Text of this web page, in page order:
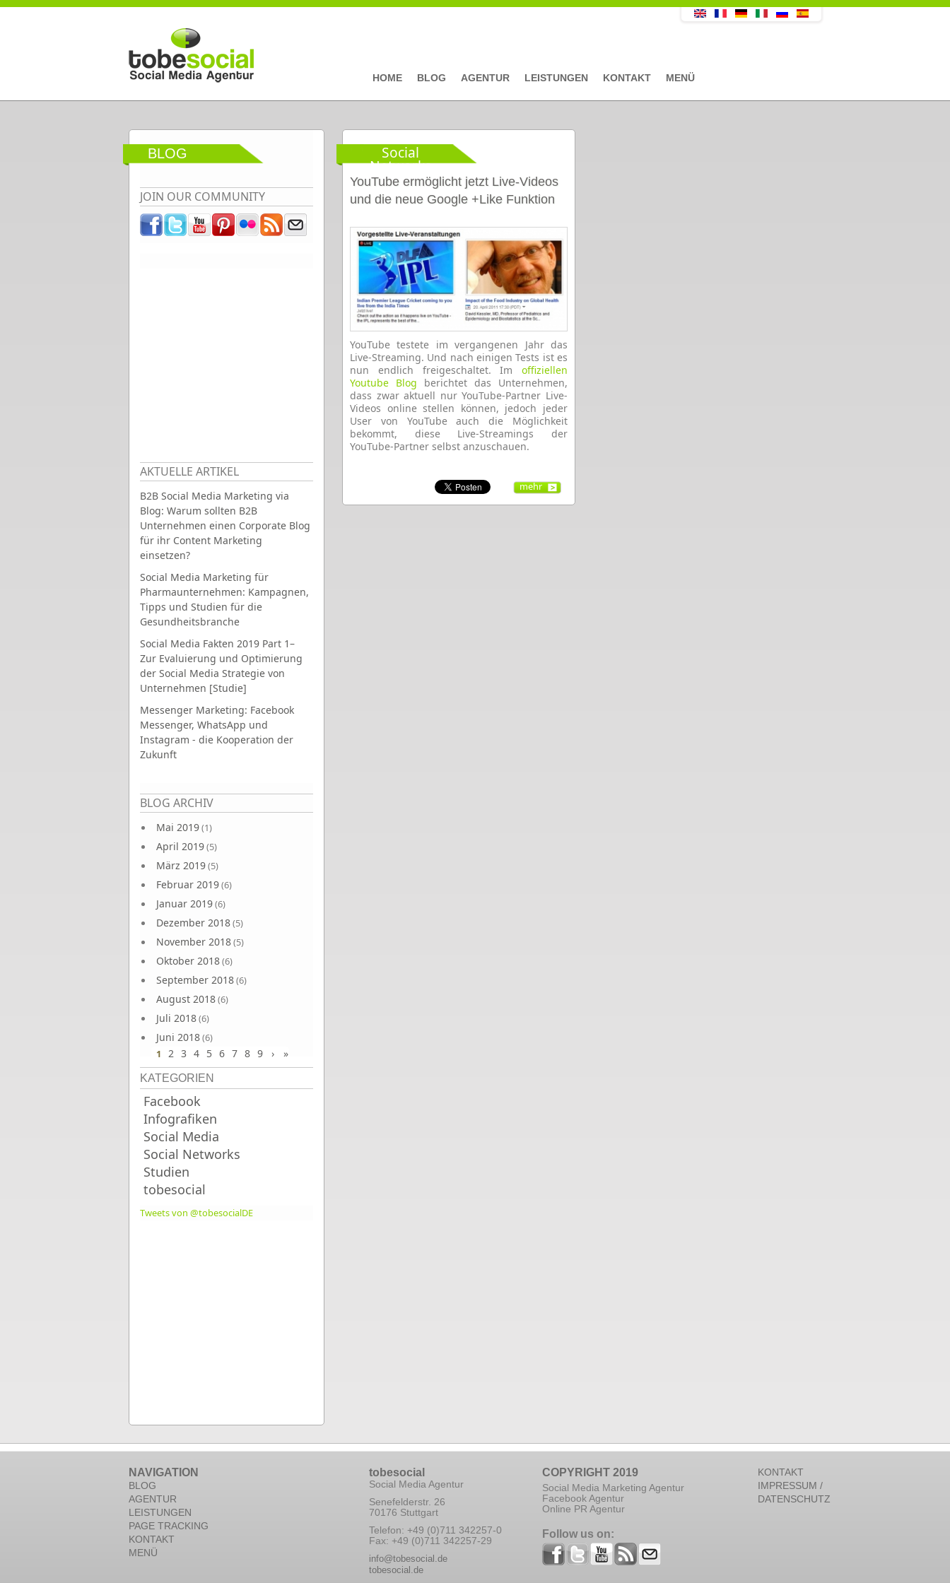
Direkt zum Inhalt
HOME BLOG AGENTUR LEISTUNGEN KONTAKT MENÜ
BLOG
JOIN OUR COMMUNITY
AKTUELLE ARTIKEL
B2B Social Media Marketing via
Blog: Warum sollten B2B
Unternehmen einen Corporate Blog
für ihr Content Marketing
einsetzen?
Social Media Marketing für
Pharmaunternehmen: Kampagnen,
Tipps und Studien für die
Gesundheitsbranche
Social Media Fakten 2019 Part 1–
Zur Evaluierung und Optimierung
der Social Media Strategie von
Unternehmen [Studie]
Messenger Marketing: Facebook
Messenger, WhatsApp und
Instagram - die Kooperation der
Zukunft
BLOG ARCHIV
Mai 2019(1)
April 2019(5)
März 2019(5)
Februar 2019(6)
Januar 2019(6)
Dezember 2018(5)
November 2018(5)
Oktober 2018(6)
September 2018(6)
August 2018(6)
Juli 2018(6)
Juni 2018(6)
Seiten
1 2 3 4 5 6 7 8 9 › »
KATEGORIEN
Facebook
Infografiken
Social Media
Social Networks
Studien
tobesocial
Tweets von @tobesocialDE
Social
Networks
YouTube ermöglicht jetzt Live-Videos
und die neue Google +Like Funktion
YouTube testete im vergangenen Jahr das
Live-Streaming. Und nach einigen Tests ist es
nun endlich freigeschaltet. Im offiziellen
Youtube Blog berichtet das Unternehmen,
dass zwar aktuell nur YouTube-Partner Live-
Videos online stellen können, jedoch jeder
User von YouTube auch die Möglichkeit
bekommt, diese Live-Streamings der
YouTube-Partner selbst anzuschauen.
mehr
NAVIGATION
BLOG
AGENTUR
LEISTUNGEN
PAGE TRACKING
KONTAKT
MENÜ
tobesocial
Social Media Agentur
Senefelderstr. 26
70176 Stuttgart
Telefon: +49 (0)711 342257-0
Fax: +49 (0)711 342257-29
info@tobesocial.de
tobesocial.de
COPYRIGHT 2019
Social Media Marketing Agentur
Facebook Agentur
Online PR Agentur
Follow us on:
KONTAKT
IMPRESSUM /
DATENSCHUTZ